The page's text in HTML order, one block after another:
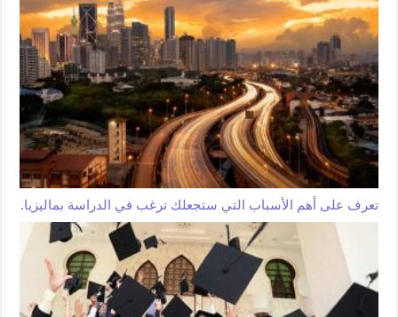
تعرف على أهم الأسباب التي ستجعلك ترغب في الدراسة بماليزيا.